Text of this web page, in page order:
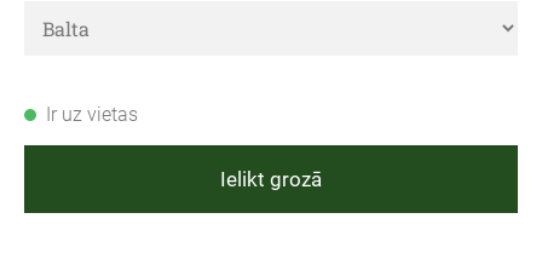
Ir uz vietas
Ielikt grozā